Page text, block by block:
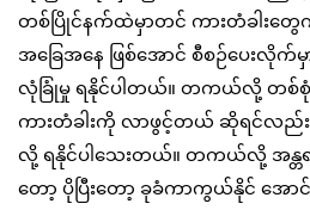
တစ်ပြိုင်နက်ထဲမှာတင် ကားတံခါးတွေ
အခြေအနေ ဖြစ်အောင် စီစဉ်ပေးလို
လုံခြုံမှု ရနိုင်ပါတယ်။ တကယ်လို့ တ
ကားတံခါးကို လာဖွင့်တယ် ဆိုရင်လည်း
လို့ ရနိုင်ပါသေးတယ်။ တကယ်လို့ အန္တ
တော့ ပိုပြီးတော့ ခုခံကာကွယ်နိုင် အောင်